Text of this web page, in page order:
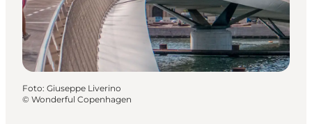
Foto: Giuseppe Liverino
© Wonderful Copenhagen